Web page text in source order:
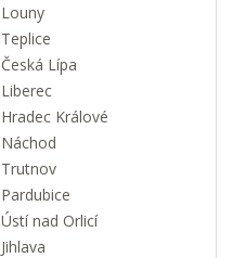
Louny
Teplice
Česká Lípa
Liberec
Hradec Králové
Náchod
Trutnov
Pardubice
Ústí nad Orlicí
Jihlava